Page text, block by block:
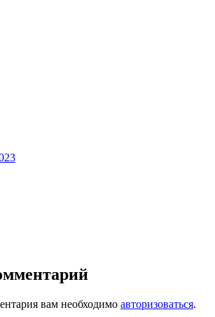
вам необходимо авторизоваться.